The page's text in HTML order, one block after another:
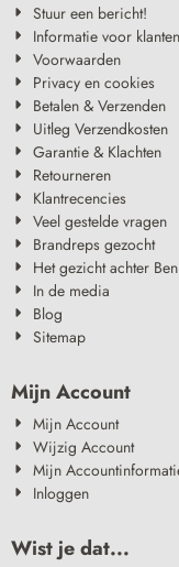
Stuur een bericht!
Informatie voor klanten
Voorwaarden
Privacy en cookies
Betalen & Verzenden
Uitleg Verzendkosten
Garantie & Klachten
Retourneren
Klantrecencies
Veel gestelde vragen
Brandreps gezocht
Het gezicht achter
In de media
Blog
Sitemap
Mijn Account
Mijn Account
Wijzig Account
Mijn
Inloggen
Wist je dat...